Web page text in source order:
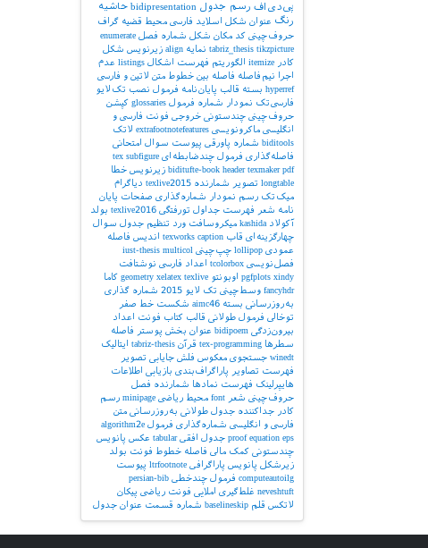
پی‌دی‌اف رسم جدول bidipresentation حاشیه
رنگ عنوان شکل اسلاید فارسی محیط قضیه گراف
حروف‌چینی کد مکان شکل شماره فصل enumerate
tabriz_thesis tikzpicture نمایه align زیرنویس شکل
کادر
itemize الگوریتم فهرست اشکال listings عدم
اجرا
نیم‌فاصله فاصله بین خطوط متن لاتین و فارسی
hyperref بسته قالب پایان‌نامه فرمول نصب تک‌لایو
فارسی‌تک نمودار شماره فرمول glossaries کپشن
حروف‌چینی چندستونی خروجی فونت فارسی و
انگلیسی ماکرونویسی extrafootnotefeatures لاتک
biditools شماره پاورقی پیوست‌ سوال امتحانی
فاصله‌گذاری فرمول چندضابطه‌ای tex subfigure
biditufte-book header texmaker pdf زیرنویس خطا
longtable تصویر شمارنده texlive2015 دیاگرام
میک‌تک رسم نمودار شماره‌گذاری صفحات پایان
نامه شعر فهرست جداول تورفتگی texlive2016 بولد
آکولاد kashida میکروسافت ورد تنظیم جدول سوال
چهارگزینه‌ای قاب texworks caption اندیس فاصله
عمودی lollipop چپ‌چینی iust-thesis multicol
فصل‌نویسی tcolorbox اعداد فارسی نوشتافت
pgfplots xindy اوبونتو geometry xelatex texlive
کاما
fancyhdr وسط‌چینی تک لایو 2015
شماره گذاری
به‌روزرسانی بسته aimc46 شکست خط صفر
توخالی فرمول طولانی قالب کتاب فونت اعداد
بیرون‌زدگی bidipoem عنوان بخش پوستر
فاصله
سطرها
tex-programming قرآن tabriz-thesis
ایتالیک
winedt جستجوی معکوس فلش جایابی تصویر
فهرست تصاویر
پاراگراف‌بندی بازیابی اطلاعات
هایپرلینک فهرست نمادها
شمارنده فصل
حروف‌چینی شعر font محیط ریاضی minipage رسم
کادر
جداکننده جدول طولانی به‌روزرسانی متن
فارسی و انگلیسی شماره‌گذاری فرمول algorithm2e
proof equation eps جدول افقی tabular عکس پانویس
چندستونی کمک مالی فاصله خطوط فونت بولد
زیرشکل پانویس پاراگرافی ltrfootnote پیوست
computeautoilg فرمول چندخطی persian-bib
neveshtuft غلط‌گیری املایی فونت ریاضی پیکان
لاتکس قلم baselineskip شماره قسمت عنوان جدول